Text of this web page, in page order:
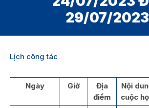
29/07/
Lịch công tác
Ngày Giờ
Địa
điểm
Nội
cuộc